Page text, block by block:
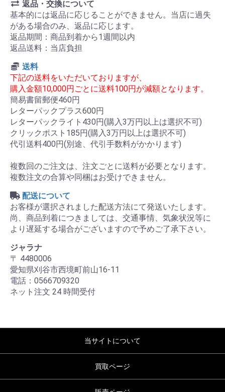
返品・交換について
基本的には返品に応じることができません。当店に過失
がある場合のみ、返品に応じます。
返品期間：商品到着から1週間以内
返品送料：当店負担
送料
下記の送料をいただいておりますが、
購入金額10,000円ごとに送料100円が減額となります。
簡易書留郵便460円
レターパックプラス600円
レターパックライト430円(購入3万円以上は選択不可)
クリックポスト185円(購入3万円以上は選択不可)
代引送料400円(別途、代引手数料がかかります)
複数回のご注文は、注文ごとに送料が必要となります。
複数注文の合算や同梱はお受けできません。
配送について
お客様が選択されました配送方法にて発送いたします。
尚、商品到着につきましては、交通事情、気象状況等に
より遅延する場合がございますので予めご了承下さい。
ジャラナ
〒 4480006
愛知県刈谷市西境町前山16-11
電話：0566709320
ネット注文 24 時間受付
当サイトについて
買取ページ